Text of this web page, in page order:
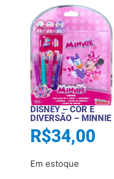
DISNEY – COR E
DIVERSÃO – MINNIE
R$34,00
Em estoque